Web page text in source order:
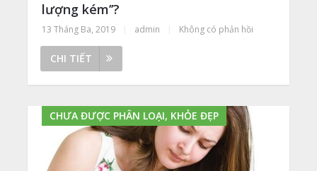
lượng kém’’?
13 Tháng Ba, 2019 admin Không có phản hồi
CHI TIẾT
CHƯA ĐƯỢC PHÂN LOẠI, KHỎE ĐẸP